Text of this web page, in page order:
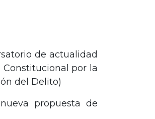
de actualidad
por la
del Delito)
propuesta de